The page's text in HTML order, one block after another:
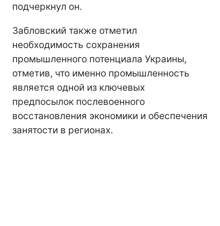
подчеркнул он.
Забловский также отметил
необходимость сохранения
промышленного потенциала Украины,
отметив, что именно промышленность
является одной из ключевых
предпосылок послевоенного
восстановления экономики и обеспечения
занятости в регионах.